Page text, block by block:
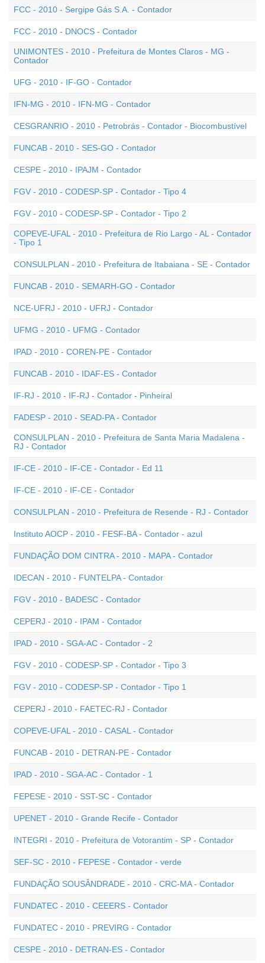
FCC - 2010 - Sergipe Gás S.A. - Contador
FCC - 2010 - DNOCS - Contador
UNIMONTES - 2010 - Prefeitura de Montes Claros - MG -
Contador
UFG - 2010 - IF-GO - Contador
IFN-MG - 2010 - IFN-MG - Contador
CESGRANRIO - 2010 - Petrobrás - Contador - Biocombustível
FUNCAB - 2010 - SES-GO - Contador
CESPE - 2010 - IPAJM - Contador
FGV - 2010 - CODESP-SP - Contador - Tipo 4
FGV - 2010 - CODESP-SP - Contador - Tipo 2
COPEVE-UFAL - 2010 - Prefeitura de Rio Largo - AL - Contador
- Tipo 1
CONSULPLAN - 2010 - Prefeitura de Itabaiana - SE - Contador
FUNCAB - 2010 - SEMARH-GO - Contador
NCE-UFRJ - 2010 - UFRJ - Contador
UFMG - 2010 - UFMG - Contador
IPAD - 2010 - COREN-PE - Contador
FUNCAB - 2010 - IDAF-ES - Contador
IF-RJ - 2010 - IF-RJ - Contador - Pinheiral
FADESP - 2010 - SEAD-PA - Contador
CONSULPLAN - 2010 - Prefeitura de Santa Maria Madalena -
RJ - Contador
IF-CE - 2010 - IF-CE - Contador - Ed 11
IF-CE - 2010 - IF-CE - Contador
CONSULPLAN - 2010 - Prefeitura de Resende - RJ - Contador
Instituto AOCP - 2010 - FESF-BA - Contador - azul
FUNDAÇÃO DOM CINTRA - 2010 - MAPA - Contador
IDECAN - 2010 - FUNTELPA - Contador
FGV - 2010 - BADESC - Contador
CEPERJ - 2010 - IPAM - Contador
IPAD - 2010 - SGA-AC - Contador - 2
FGV - 2010 - CODESP-SP - Contador - Tipo 3
FGV - 2010 - CODESP-SP - Contador - Tipo 1
CEPERJ - 2010 - FAETEC-RJ - Contador
COPEVE-UFAL - 2010 - CASAL - Contador
FUNCAB - 2010 - DETRAN-PE - Contador
IPAD - 2010 - SGA-AC - Contador - 1
FEPESE - 2010 - SST-SC - Contador
UPENET - 2010 - Grande Recife - Contador
INTEGRI - 2010 - Prefeitura de Votorantim - SP - Contador
SEF-SC - 2010 - FEPESE - Contador - verde
FUNDAÇÃO SOUSÂNDRADE - 2010 - CRC-MA - Contador
FUNDATEC - 2010 - CEEERS - Contador
FUNDATEC - 2010 - PREVIRG - Contador
CESPE - 2010 - DETRAN-ES - Contador